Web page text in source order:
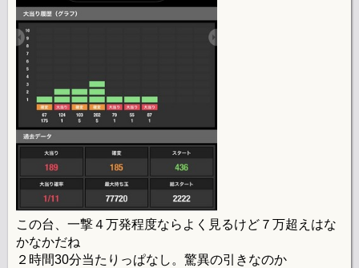
この台、一撃４万発程度ならよく見るけど７万超えはな
かなかだね
２時間30分当たりっぱなし。驚異の引きなのか